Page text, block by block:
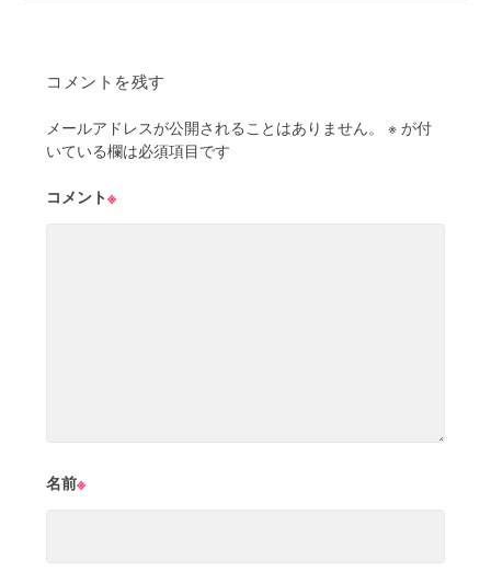
コメントを残す
メールアドレスが公開されることはありません。 ※ が付
いている欄は必須項目です
コメント※
名前※